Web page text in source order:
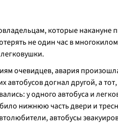
которые накануне
не один час в
очевидцев, авария
автобусов догнал другой, а
у одного автобуса и
нижнюю часть двери и
автобусы